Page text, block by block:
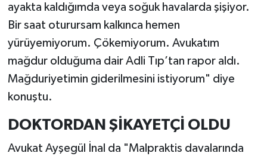
ayakta kaldığımda veya soğuk havalarda şişiyor.
Bir saat oturursam kalkınca hemen
yürüyemiyorum. Çökemiyorum. Avukatım
mağdur olduğuma dair Adli Tıp’tan rapor aldı.
Mağduriyetimin giderilmesini istiyorum" diye
konuştu.
DOKTORDAN ŞİKAYETÇİ OLDU
Avukat Ayşegül İnal da "Malpraktis davalarında